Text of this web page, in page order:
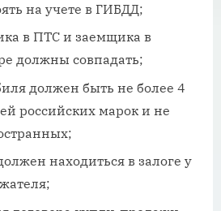
на учете в ГИБДД;
в ПТС и заемщика в
должны совпадать;
должен быть не более 4
российских марок и не
находиться в залоге у